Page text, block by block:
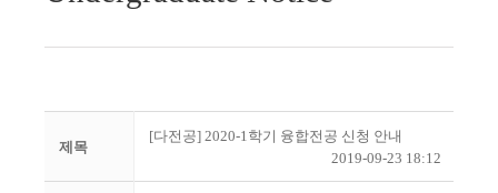
제목
[다전공] 2020-1학기 융합전공 신청 안내
2019-09-23 18:12